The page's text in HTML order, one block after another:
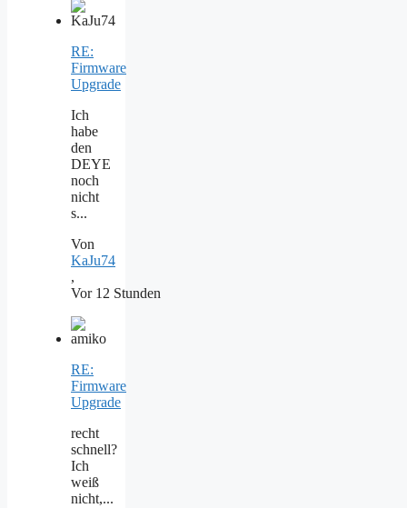
RE:
Firmware
Upgrade
Ich
habe
den
DEYE
noch
nicht
s...
Von
KaJu74
,
Vor 12 Stunden
RE:
Firmware
Upgrade
recht
schnell?
Ich
weiß
nicht,...